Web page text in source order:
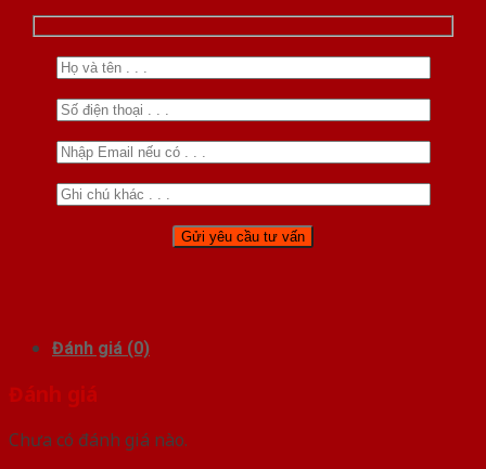
Đánh giá (0)
Đánh giá
Chưa có đánh giá nào.